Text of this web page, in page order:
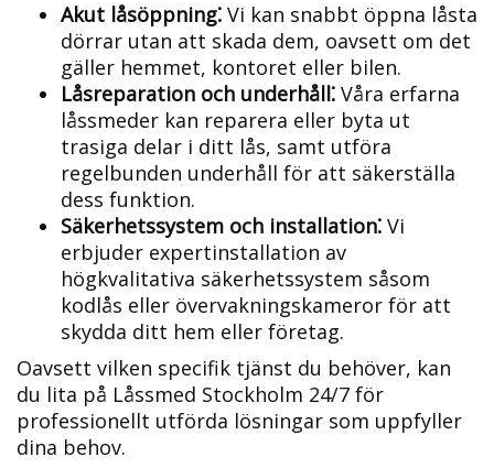
Akut låsöppning⁚ Vi kan snabbt öppna låsta
dörrar utan att skada dem, oavsett om det
gäller hemmet, kontoret eller bilen.​
Låsreparation och underhåll⁚ Våra erfarna
låssmeder kan reparera eller byta ut
trasiga delar i ditt lås, samt utföra
regelbunden underhåll för att säkerställa
dess funktion.​
Säkerhetssystem och installation⁚ Vi
erbjuder expertinstallation av
högkvalitativa säkerhetssystem såsom
kodlås eller övervakningskameror för att
skydda ditt hem eller företag.​
Oavsett vilken specifik tjänst du behöver, kan
du lita på Låssmed Stockholm 24/7 för
professionellt utförda lösningar som uppfyller
dina behov.​